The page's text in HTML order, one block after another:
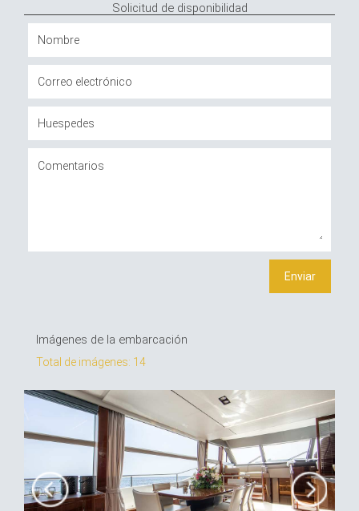
Solicitud de disponibilidad
Imágenes de la embarcación
Total de imágenes: 14